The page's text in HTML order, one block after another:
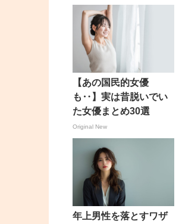
【あの国民的女優
も‥】実は昔脱いでい
た女優まとめ30選
Original New
年上男性を落とすワザ